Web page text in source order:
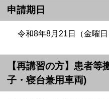
申請期日
令和8年8月21日（金曜日
【再講習の方】患者
子・寝台兼用車両)